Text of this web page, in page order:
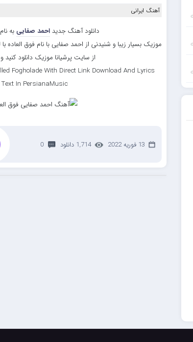
آهنگ ایرانی
دانلود آهنگ جدیداحمد صفایی به
موزیک بسیار زیبا و شنیدنی از احمد صفایی با نام فوق
از سایت پرشیانا موزیک دانلود کنید
Fogholade With Direct Link Download And Lyrics
Text In PersianaMusic
13 فوریه 2022 1,714 دانلود 0